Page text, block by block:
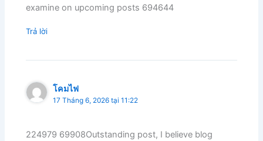
examine on upcoming posts 694644
Trả lời
โคมไฟ
17 Tháng 6, 2026 tại 11:22
224979 69908Outstanding post, I believe blog